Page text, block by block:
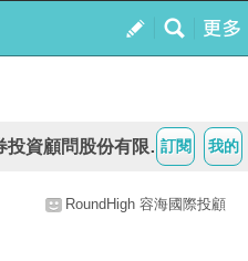
我的
訂閱
顧問股份有限公司
RoundHigh 容海國際投顧